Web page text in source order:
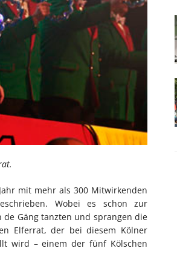
mit mehr als 300 Mitwirkenden
Wobei es schon zur
Gäng tanzten und sprangen die
Elferrat, der bei diesem Kölner
wird – einem der fünf Kölschen